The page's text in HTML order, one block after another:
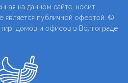
на данном сайте, носит
является публичной офертой. ©
домов и офисов в Волгограде